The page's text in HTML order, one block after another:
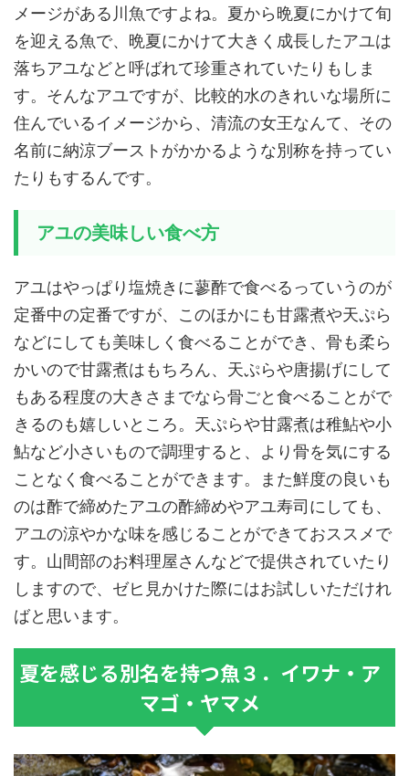
メージがある川魚ですよね。夏から晩夏にかけて旬
を迎える魚で、晩夏にかけて大きく成長したアユは
落ちアユなどと呼ばれて珍重されていたりもしま
す。そんなアユですが、比較的水のきれいな場所に
住んでいるイメージから、清流の女王なんて、その
名前に納涼ブーストがかかるような別称を持ってい
たりもするんです。
アユの美味しい食べ方
アユはやっぱり塩焼きに蓼酢で食べるっていうのが
定番中の定番ですが、このほかにも甘露煮や天ぷら
などにしても美味しく食べることができ、骨も柔ら
かいので甘露煮はもちろん、天ぷらや唐揚げにして
もある程度の大きさまでなら骨ごと食べることがで
きるのも嬉しいところ。天ぷらや甘露煮は稚鮎や小
鮎など小さいもので調理すると、より骨を気にする
ことなく食べることができます。また鮮度の良いも
のは酢で締めたアユの酢締めやアユ寿司にしても、
アユの涼やかな味を感じることができておススメで
す。山間部のお料理屋さんなどで提供されていたり
しますので、ゼヒ見かけた際にはお試しいただけれ
ばと思います。
夏を感じる別名を持つ魚３．イワナ・ア
マゴ・ヤマメ